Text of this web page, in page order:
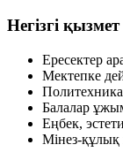
Негізгі
Ересектер
Мектепке
Балалар
Еңбек,
Мінез-құлық